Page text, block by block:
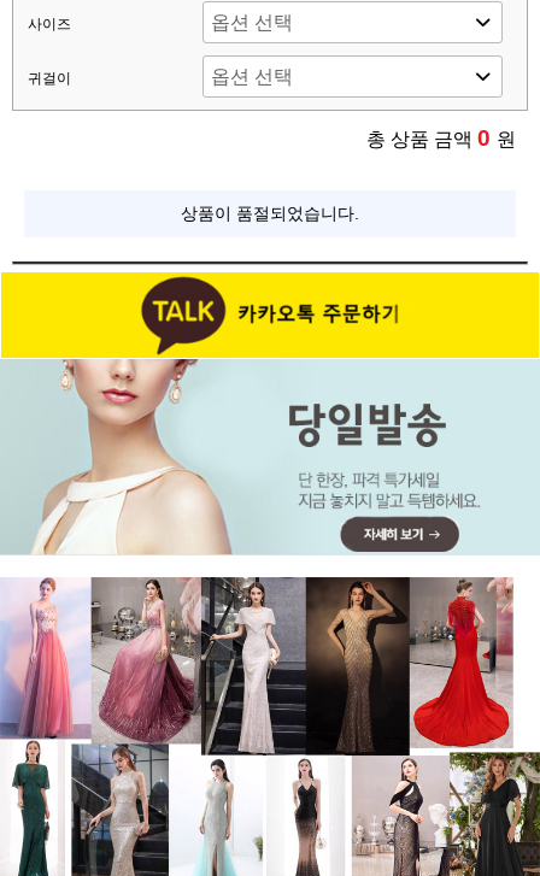
사이즈
귀걸이
총 상품 금액 0 원
상품이 품절되었습니다.